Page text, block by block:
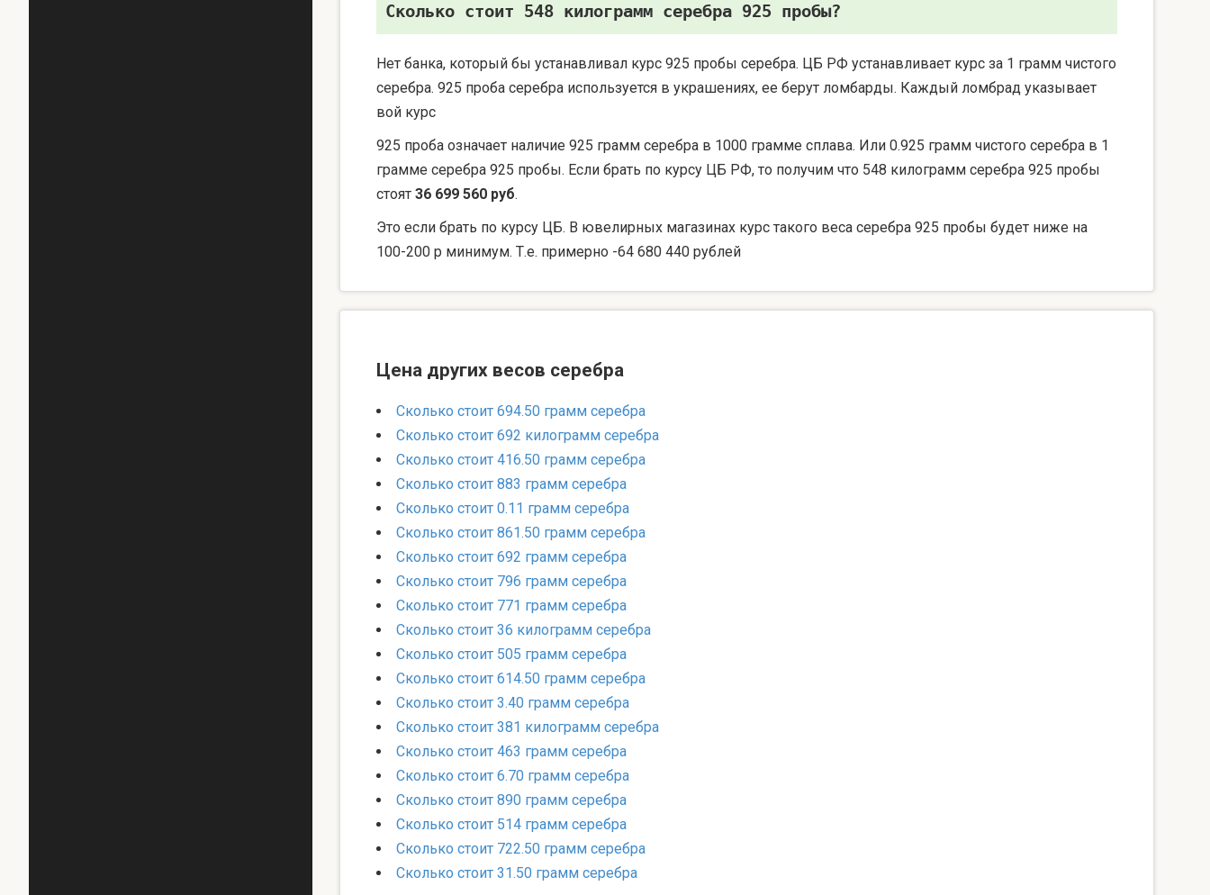
Сколько стоит 548 килограмм серебра 925 пробы?
Нет банка, который бы устанавливал курс 925 пробы серебра. ЦБ РФ устанавливает курс за 1 грамм чистого
серебра. 925 проба серебра используется в украшениях, ее берут ломбарды. Каждый ломбрад указывает
вой курс
925 проба означает наличие 925 грамм серебра в 1000 грамме сплава. Или 0.925 грамм чистого серебра в 1
грамме серебра 925 пробы. Если брать по курсу ЦБ РФ, то получим что 548 килограмм серебра 925 пробы
стоят 36 699 560 руб.
Это если брать по курсу ЦБ. В ювелирных магазинах курс такого веса серебра 925 пробы будет ниже на
100-200 р минимум. Т.е. примерно -64 680 440 рублей
Цена других весов серебра
Сколько стоит 694.50 грамм серебра
Сколько стоит 692 килограмм серебра
Сколько стоит 416.50 грамм серебра
Сколько стоит 883 грамм серебра
Сколько стоит 0.11 грамм серебра
Сколько стоит 861.50 грамм серебра
Сколько стоит 692 грамм серебра
Сколько стоит 796 грамм серебра
Сколько стоит 771 грамм серебра
Сколько стоит 36 килограмм серебра
Сколько стоит 505 грамм серебра
Сколько стоит 614.50 грамм серебра
Сколько стоит 3.40 грамм серебра
Сколько стоит 381 килограмм серебра
Сколько стоит 463 грамм серебра
Сколько стоит 6.70 грамм серебра
Сколько стоит 890 грамм серебра
Сколько стоит 514 грамм серебра
Сколько стоит 722.50 грамм серебра
Сколько стоит 31.50 грамм серебра